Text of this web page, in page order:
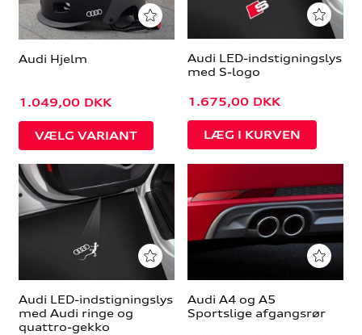
Audi Hjelm
1.049,00 DKK
VÆLG VARIANT
Audi LED-indstigningslys
med S-logo
1.675,00 DKK
Audi LED-indstigningslys
med Audi ringe og
quattro-gekko
Audi A4 og A5
Sportslige afgangsrør